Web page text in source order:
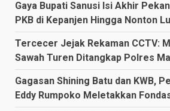
Gaya Bupati Sanusi Isi Akhir
PKB di Kepanjen Hingga Nonton
Tercecer Jejak Rekaman CCTV:
Sawah Turen Ditangkap Polres
Gagasan Shining Batu dan KWB,
Eddy Rumpoko Meletakkan